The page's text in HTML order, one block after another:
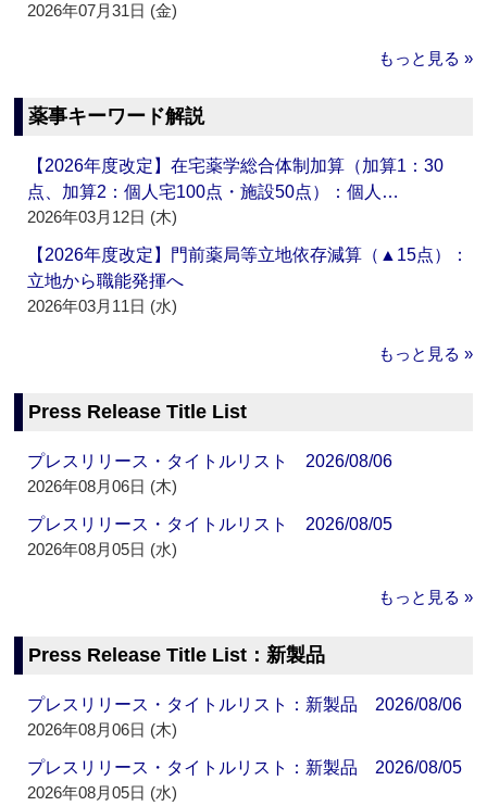
2026年07月31日 (金)
もっと見る »
薬事キーワード解説
【2026年度改定】在宅薬学総合体制加算（加算1：30
点、加算2：個人宅100点・施設50点）：個人…
2026年03月12日 (木)
【2026年度改定】門前薬局等立地依存減算（▲15点）：
立地から職能発揮へ
2026年03月11日 (水)
もっと見る »
Press Release Title List
プレスリリース・タイトルリスト 2026/08/06
2026年08月06日 (木)
プレスリリース・タイトルリスト 2026/08/05
2026年08月05日 (水)
もっと見る »
Press Release Title List：新製品
プレスリリース・タイトルリスト：新製品 2026/08/06
2026年08月06日 (木)
プレスリリース・タイトルリスト：新製品 2026/08/05
2026年08月05日 (水)